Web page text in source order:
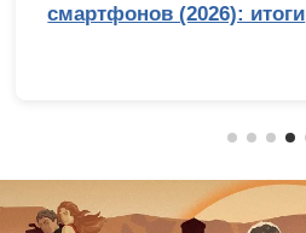
смартфонов (2026): итоги